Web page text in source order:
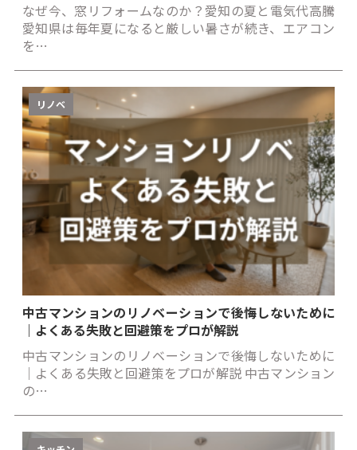
なぜ今、窓リフォームなのか？愛知の夏と電気代高騰
愛知県は毎年夏になると厳しい暑さが続き、エアコン
を…
リノベ
中古マンションのリノベーションで後悔しないために
｜よくある失敗と回避策をプロが解説
中古マンションのリノベーションで後悔しないために
｜よくある失敗と回避策をプロが解説 中古マンション
の…